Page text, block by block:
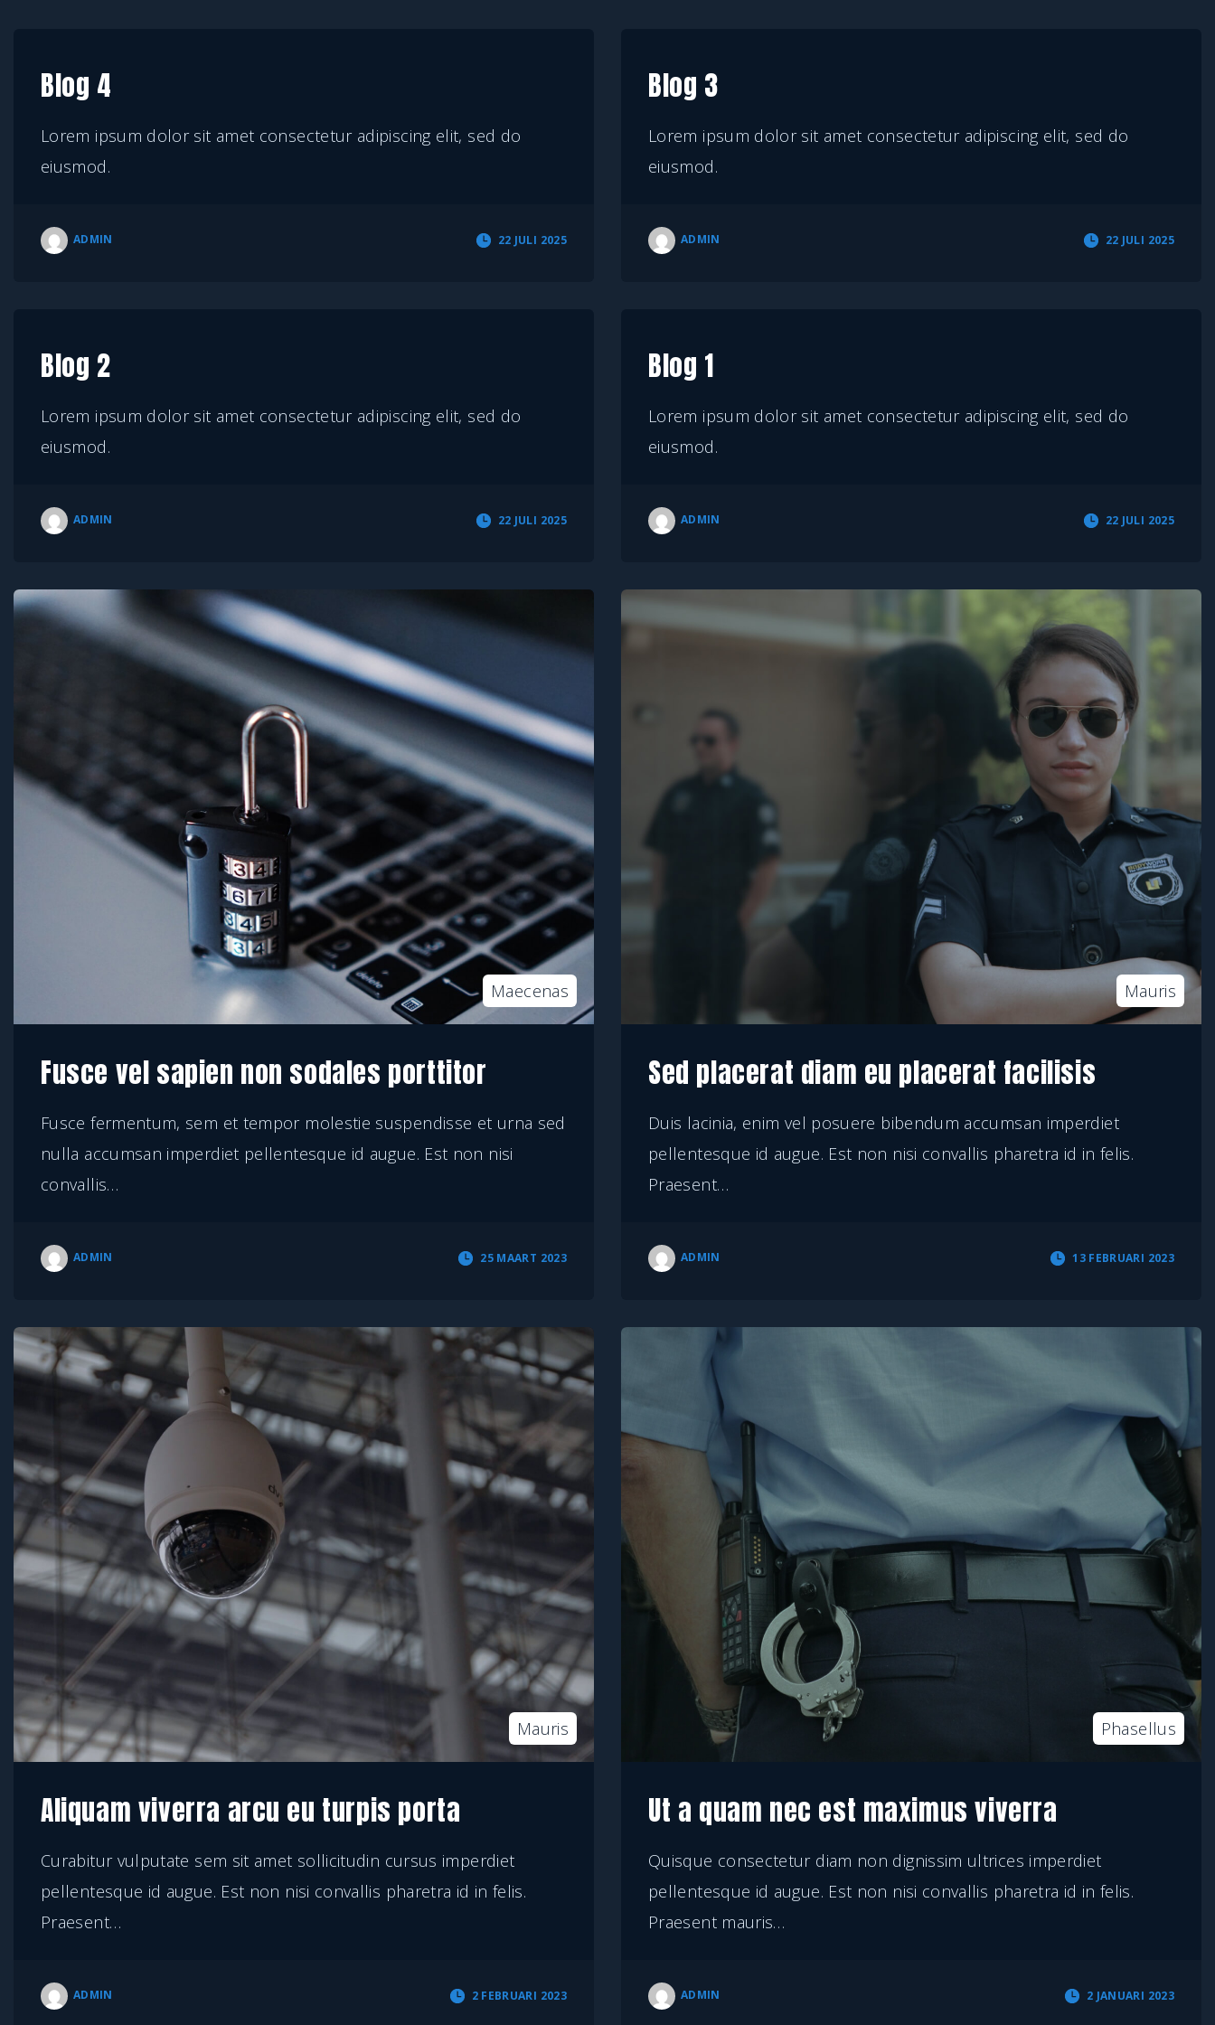
Blog 4
Lorem ipsum dolor sit amet consectetur adipiscing elit, sed do
eiusmod.
ADMIN 22 JULI 2025
Blog 3
Lorem ipsum dolor sit amet consectetur adipiscing elit, sed do
eiusmod.
ADMIN 22 JULI 2025
Blog 2
Lorem ipsum dolor sit amet consectetur adipiscing elit, sed do
eiusmod.
ADMIN 22 JULI 2025
Blog 1
Lorem ipsum dolor sit amet consectetur adipiscing elit, sed do
eiusmod.
ADMIN 22 JULI 2025
Maecenas
Fusce vel sapien non sodales porttitor
Fusce fermentum, sem et tempor molestie suspendisse et urna sed
nulla accumsan imperdiet pellentesque id augue. Est non nisi
convallis…
ADMIN 25 MAART 2023
Mauris
Sed placerat diam eu placerat facilisis
Duis lacinia, enim vel posuere bibendum accumsan imperdiet
pellentesque id augue. Est non nisi convallis pharetra id in felis.
Praesent…
ADMIN 13 FEBRUARI 2023
Mauris
Aliquam viverra arcu eu turpis porta
Curabitur vulputate sem sit amet sollicitudin cursus imperdiet
pellentesque id augue. Est non nisi convallis pharetra id in felis.
Praesent…
ADMIN 2 FEBRUARI 2023
Phasellus
Ut a quam nec est maximus viverra
Quisque consectetur diam non dignissim ultrices imperdiet
pellentesque id augue. Est non nisi convallis pharetra id in felis.
Praesent mauris…
ADMIN 2 JANUARI 2023